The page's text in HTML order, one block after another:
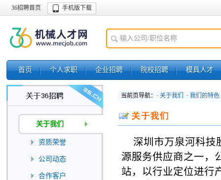
36招聘首页 手机版下载
首页 个人求职 企业招聘 院校招聘 模具人才
关于我们
资质荣誉
公司动态
合作客户
当前页导航：· 关于我们 · 我们的特色
深圳市万泉河科技
源服务供应商之一，
站，以行业定位进行